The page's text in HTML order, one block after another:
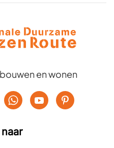
en wonen